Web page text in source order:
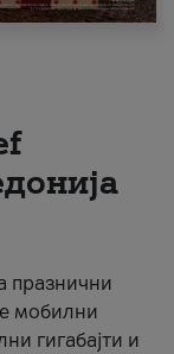
празнични
мобилни
гигабајти и